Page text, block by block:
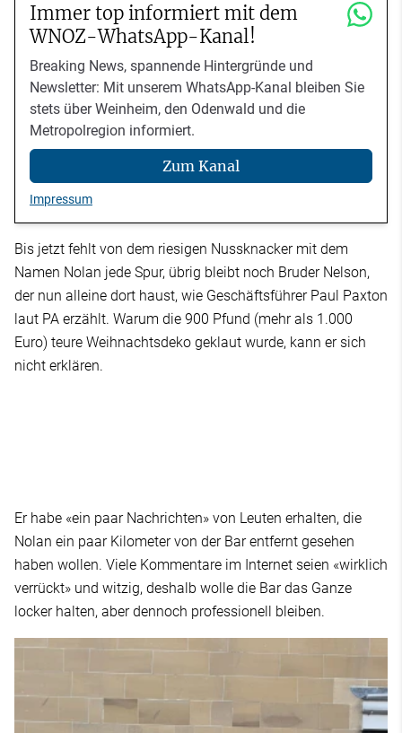
Immer top informiert mit dem
WNOZ-WhatsApp-Kanal!
Breaking News, spannende Hintergründe und
Newsletter: Mit unserem WhatsApp-Kanal bleiben Sie
stets über Weinheim, den Odenwald und die
Metropolregion informiert.
Zum Kanal
Impressum
Bis jetzt fehlt von dem riesigen Nussknacker mit dem
Namen Nolan jede Spur, übrig bleibt noch Bruder Nelson,
der nun alleine dort haust, wie Geschäftsführer Paul Paxton
laut PA erzählt. Warum die 900 Pfund (mehr als 1.000
Euro) teure Weihnachtsdeko geklaut wurde, kann er sich
nicht erklären.
Er habe «ein paar Nachrichten» von Leuten erhalten, die
Nolan ein paar Kilometer von der Bar entfernt gesehen
haben wollen. Viele Kommentare im Internet seien «wirklich
verrückt» und witzig, deshalb wolle die Bar das Ganze
locker halten, aber dennoch professionell bleiben.